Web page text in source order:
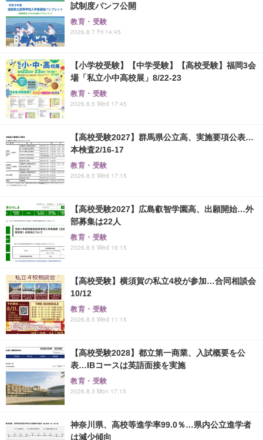
試制度パンフ公開
教育・受験
2026.8.7 Fri 14:45
【小学校受験】【中学受験】【高校受験】福岡3会
場「私立小中高校展」8/22-23
教育・受験
2026.8.5 Wed 17:45
【高校受験2027】群馬県公立高、実施要項公表…
本検査2/16-17
教育・受験
2026.8.5 Wed 17:15
【高校受験2027】広島叡智学園高、出願開始…外
部募集は22人
教育・受験
2026.8.5 Wed 16:15
【高校受験】横須賀の私立4校が参加…合同相談会
10/12
教育・受験
2026.8.5 Wed 11:15
【高校受験2028】都立第一商業、入試概要を公
表…IBコースは英語面接を実施
教育・受験
2026.8.3 Mon 17:15
神奈川県、高校等進学率99.0％…県内公立進学者
は減少傾向